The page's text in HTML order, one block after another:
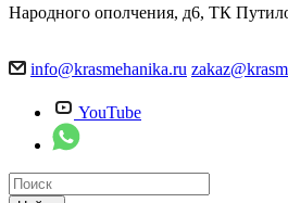
Народного ополчения, д6, ТК
info@krasmehanika.ru
YouTube